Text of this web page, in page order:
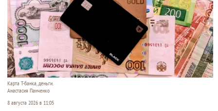
Карта Т-банка, деньги.
Анастасия Панченко
8 августа 2026 в 11:05